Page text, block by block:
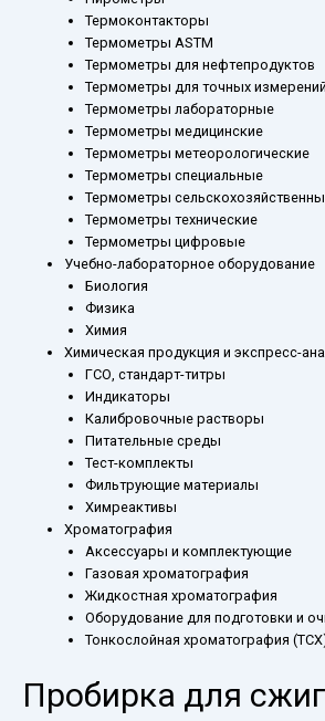
Термоконтакторы
Термометры ASTM
Термометры для нефтепродуктов
Термометры для точных измерений
Термометры лабораторные
Термометры медицинские
Термометры метеорологические
Термометры специальные
Термометры
Термометры технические
Термометры цифровые
Учебно-лабораторное оборудование
Биология
Физика
Химия
Химическая продукция и экспресс-
ГСО, стандарт-титры
Индикаторы
Калибровочные растворы
Питательные среды
Тест-комплекты
Фильтрующие материалы
Химреактивы
Хроматография
Аксессуары и комплектующие
Газовая хроматография
Жидкостная хроматография
Оборудование для подготовки и
Тонкослойная хроматография
Пробирка для